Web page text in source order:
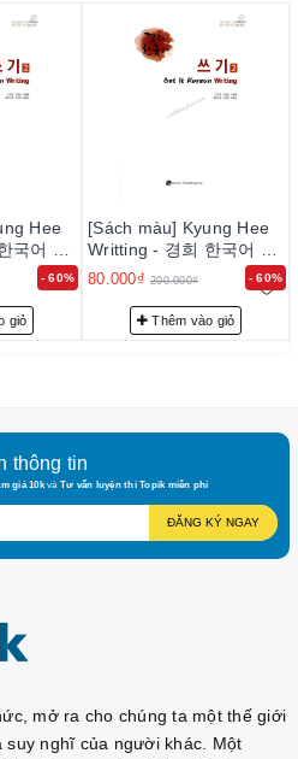
gian theo yêu cầu.
dẫn thi TOPIK miễn phí
CHUYỂN
của chúng tôi, khách hàng
tốt nhất, uy tín nhất: đặt hàng
qua giao diện quản lý
vị giao hàng uy tín :
50k, về các tỉnh xa, huyện, xã
- 60%
Hee
국어 쓰
giỏ
- 60%
[Sách màu] Kyung Hee
Writting - 경희 한국어 쓰
기 2
80.000₫ 200.000₫
Thêm vào giỏ
thông tin
giá 10kvà Tư vấn luyện thi Topik miễn phí
ĐĂNG KÝ NGAY
mở ra cho chúng ta một thế giới
nghĩ của người khác. Một